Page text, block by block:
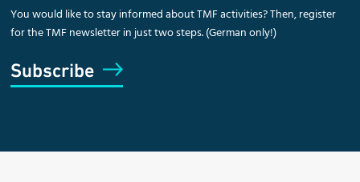
You would like to stay informed about TMF activities? Then, register
for the TMF newsletter in just two steps. (German only!)
Subscribe